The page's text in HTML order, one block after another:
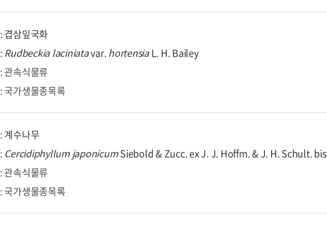
:겹삼잎국화
:Rudbeckia laciniatavar.hortensiaL. H. Bailey
: 관속식물류
: 국가생물종목록
:계수나무
: Cercidiphyllum japonicumSiebold & Zucc. ex J. J. Hoffm. & J. H. Schult. bis
: 관속식물류
: 국가생물종목록